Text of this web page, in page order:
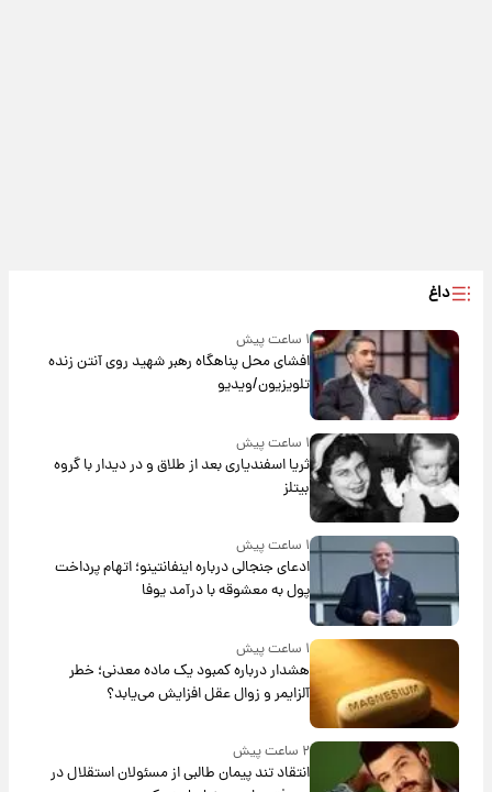
داغ
۱ ساعت پیش
افشای محل پناهگاه‌ رهبر شهید روی آنتن زنده
تلویزیون/ویدیو
۱ ساعت پیش
ثریا اسفندیاری بعد از طلاق و در دیدار با گروه
بیتلز
۱ ساعت پیش
ادعای جنجالی درباره اینفانتینو؛ اتهام پرداخت
پول به معشوقه با درآمد یوفا
۱ ساعت پیش
هشدار درباره کمبود یک ماده معدنی؛ خطر
آلزایمر و زوال عقل افزایش می‌یابد؟
۲ ساعت پیش
انتقاد تند پیمان طالبی از مسئولان استقلال در